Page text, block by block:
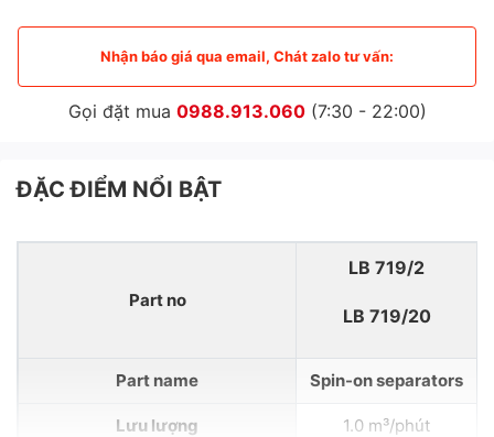
Nhận báo giá qua email, Chát zalo tư vấn:
Gọi đặt mua 0988.913.060(7:30 - 22:00)
ĐẶC ĐIỂM NỔI BẬT
Part no
LB 719/2
LB 719/20
Part name Spin-on separators
Lưu lượng 1.0 m³/phút